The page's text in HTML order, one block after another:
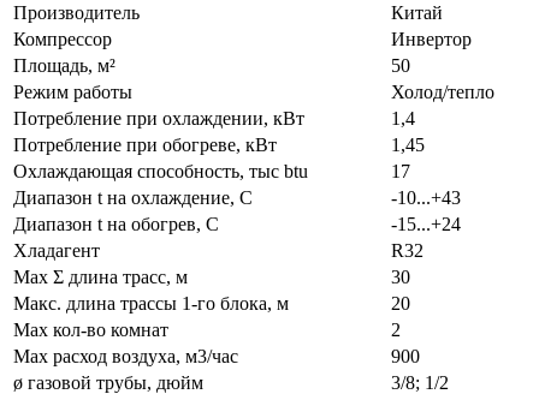
Производитель
Китай
Компрессор
Инвертор
Площадь, м²
50
Режим работы
Холод/тепло
Потребление при охлаждении, кВт
1,4
Потребление при обогреве, кВт
1,45
Охлаждающая способность, тыс btu
17
Диапазон t на охлаждение, С
-10...+43
Диапазон t на обогрев, С
-15...+24
Хладагент
R32
Max Σ длина трасс, м
30
Макс. длина трассы 1-го блока, м
20
Max кол-во комнат
2
Max расход воздуха, м3/час
900
ø газовой трубы, дюйм
3/8; 1/2